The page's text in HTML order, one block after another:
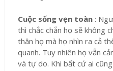
Cuộc sống vẹn toàn:
thì chắc chắn họ sẽ không
thân họ mà họ nhìn ra cả
quanh. Tuy nhiên họ vẫn
và tự do. Khi bất cứ ai